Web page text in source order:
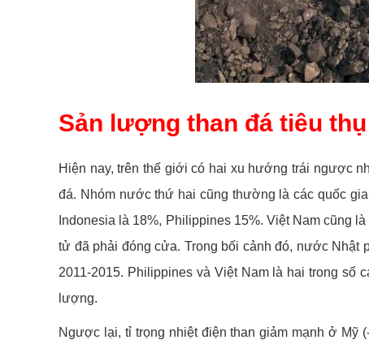
Sản lượng than đá tiêu
Hiện nay, trên thế giới có hai xu hướng trái ngược
đá. Nhóm nước thứ hai cũng thường là các quốc
Indonesia là 18%, Philippines 15%. Việt Nam cũng
tử đã phải đóng cửa. Trong bối cảnh đó, nước Nhật
2011-2015. Philippines và Việt Nam là hai trong
lượng.
Ngược lại, tỉ trọng nhiệt điện than giảm mạnh ở Mỹ